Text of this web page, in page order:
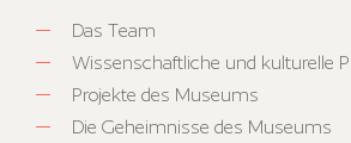
Das Team
Wissenschaftliche und kulturelle
Projekte des Museums
Die Geheimnisse des Museums